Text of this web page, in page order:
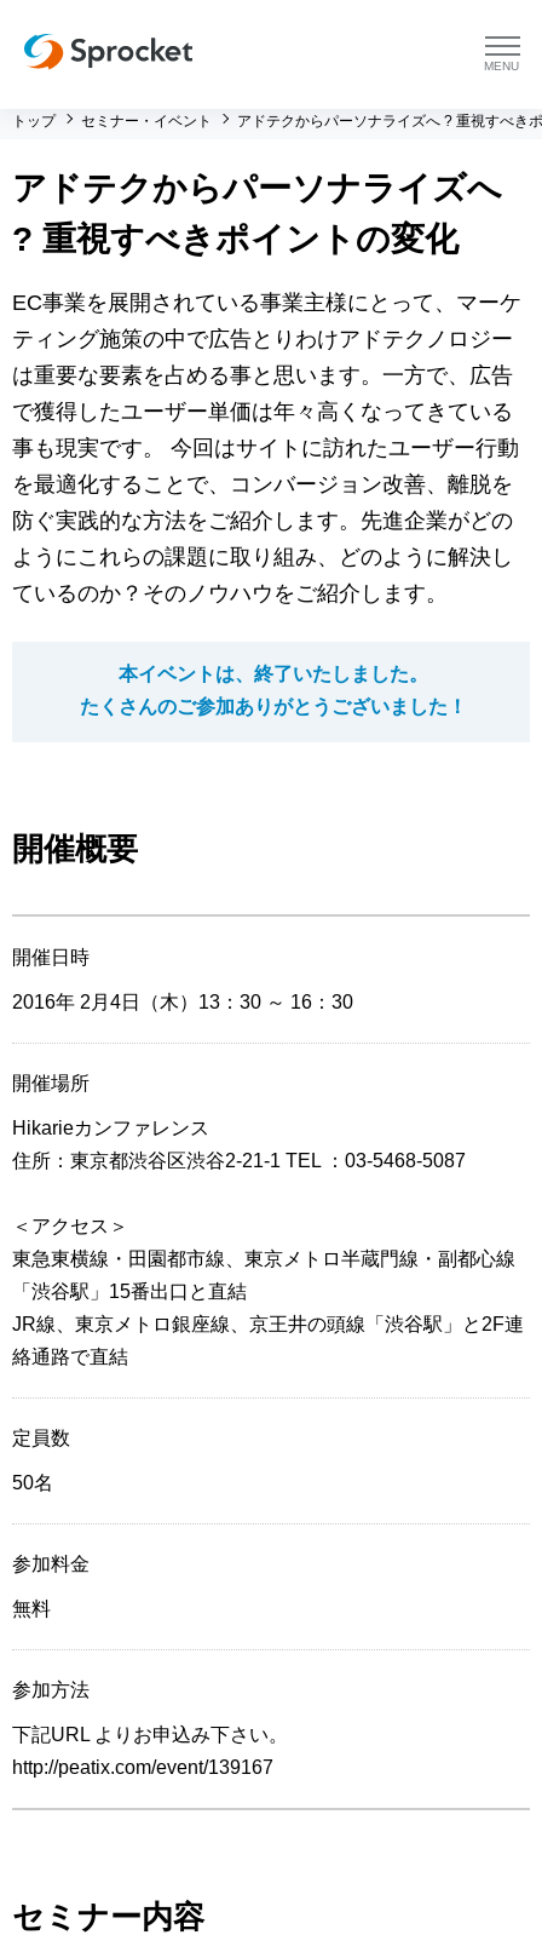
menu
プラットフォーム トップ
コンサルティング
運用支援 トップ
メソッド トップ
よくある質問
会社情報
会社情報 トップ
会社概要
メンバー紹介
採用情報
ロゴマーク
セミナー・イベント
マーケティングお役立ち資料
トップ セミナー・イベント アドテクからパーソナライズへ ? 重視すべき
アドテクからパーソナライズへ
? 重視すべきポイントの変化
EC事業を展開されている事業主様にとって、マーケ
ティング施策の中で広告とりわけアドテクノロジー
は重要な要素を占める事と思います。一方で、広告
で獲得したユーザー単価は年々高くなってきている
事も現実です。 今回はサイトに訪れたユーザー行動
を最適化することで、コンバージョン改善、離脱を
防ぐ実践的な方法をご紹介します。先進企業がどの
ようにこれらの課題に取り組み、どのように解決し
ているのか？そのノウハウをご紹介します。
本イベントは、終了いたしました。
たくさんのご参加ありがとうございました！
開催概要
開催日時
2016年 2月4日（木）13：30 ～ 16：30
開催場所
Hikarieカンファレンス
住所：東京都渋谷区渋谷2-21-1 TEL ：03-5468-5087
＜アクセス＞
東急東横線・田園都市線、東京メトロ半蔵門線・副都心線
「渋谷駅」15番出口と直結
JR線、東京メトロ銀座線、京王井の頭線「渋谷駅」と2F連
絡通路で直結
定員数
50名
参加料金
無料
参加方法
下記URL よりお申込み下さい。
http://peatix.com/event/139167
セミナー内容